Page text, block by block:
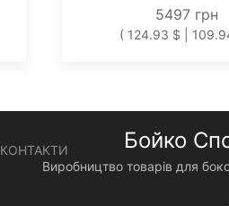
5497 грн
( 124.93 $ |
КОНТАКТИ Бойко
Виробництво товарів для